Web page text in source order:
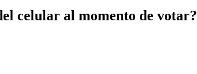
celular al momento de votar?